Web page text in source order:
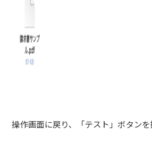
操作画面に戻り、「テスト」ボタンを